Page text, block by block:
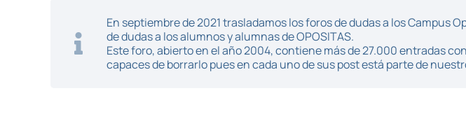
En septiembre de 2021 trasladamos los foros de dudas a los Campus
de dudas a los alumnos y alumnas de OPOSITAS.
Este foro, abierto en el año 2004, contiene más de 27.000 entradas
capaces de borrarlo pues en cada uno de sus post está parte de